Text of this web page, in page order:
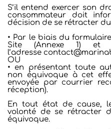
S’il entend exercer son
consommateur doit
décision de se rétracter
• Par le biais du
Site (Annexe 1)
l’adresse
OU
• en présentant toute
non équivoque à cet
envoyée par courrier
réception).
En tout état de cause,
volonté de se rétracter
équivoque.